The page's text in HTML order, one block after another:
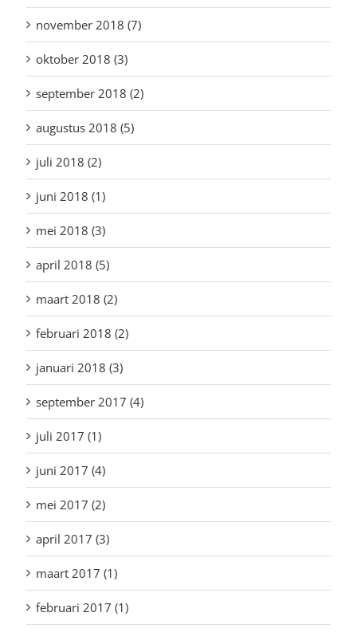
november 2018 (7)
oktober 2018 (3)
september 2018 (2)
augustus 2018 (5)
juli 2018 (2)
juni 2018 (1)
mei 2018 (3)
april 2018 (5)
maart 2018 (2)
februari 2018 (2)
januari 2018 (3)
september 2017 (4)
juli 2017 (1)
juni 2017 (4)
mei 2017 (2)
april 2017 (3)
maart 2017 (1)
februari 2017 (1)